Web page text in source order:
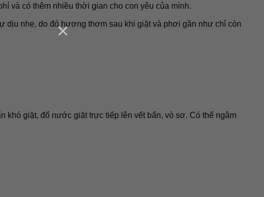
×
và có thêm nhiều thời gian cho con yêu của mình.
dịu nhẹ, do đó hương thơm sau khi giặt và phơi gần như chỉ còn
khó giặt, đổ nước giặt trực tiếp lên vết bẩn, vò sơ. Có thể ngâm